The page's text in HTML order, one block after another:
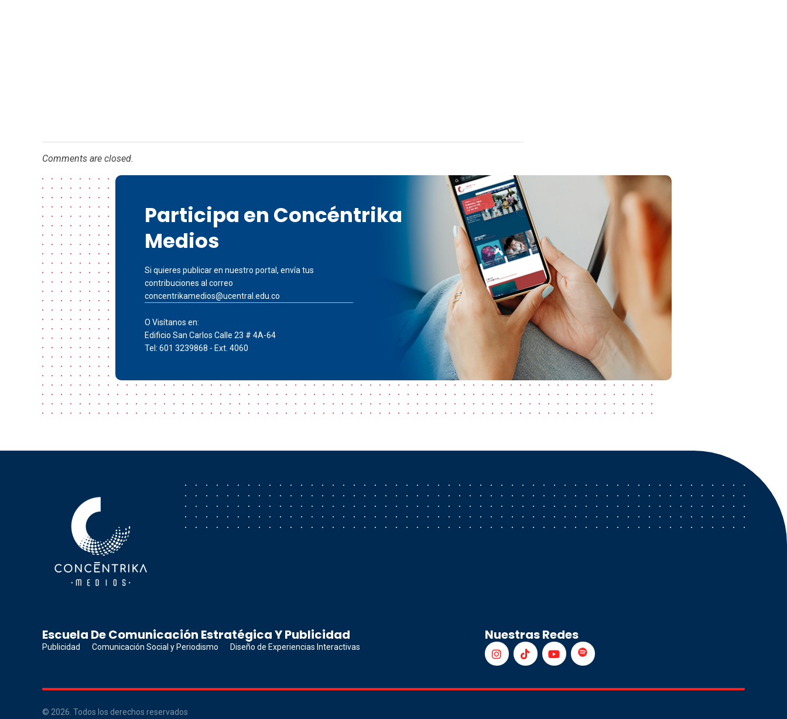
Comments are closed.
Participa en Concéntrika
Medios
Si quieres publicar en nuestro portal, envía tus
contribuciones al correo
concentrikamedios@ucentral.edu.co
O Visítanos en:
Edificio San Carlos Calle 23 # 4A-64
Tel: 601 3239868 - Ext. 4060
Escuela De Comunicación Estratégica Y Publicidad
Publicidad Comunicación Social y Periodismo Diseño de Experiencias Interactivas
Nuestras Redes
© 2026. Todos los derechos reservados